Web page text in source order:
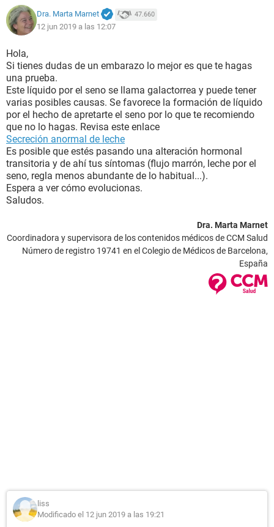
Dra. Marta Marnet 47.660
12 jun 2019 a las 12:07
Hola,
Si tienes dudas de un embarazo lo mejor es que te hagas
una prueba.
Este líquido por el seno se llama galactorrea y puede tener
varias posibles causas. Se favorece la formación de líquido
por el hecho de apretarte el seno por lo que te recomiendo
que no lo hagas. Revisa este enlace
Secreción anormal de leche
Es posible que estés pasando una alteración hormonal
transitoria y de ahí tus síntomas (flujo marrón, leche por el
seno, regla menos abundante de lo habitual...).
Espera a ver cómo evolucionas.
Saludos.
Dra. Marta Marnet
Coordinadora y supervisora de los contenidos médicos de CCM Salud
Número de registro 19741 en el Colegio de Médicos de Barcelona,
España
liss
Modificado el 12 jun 2019 a las 19:21